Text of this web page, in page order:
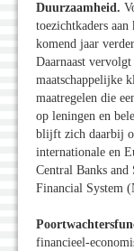
Duurzaamheid.
toezichtkaders
komend jaar
Daarnaast
maatschappelijke
maatregelen die
op leningen en
blijft zich daarbij
internationale en
Central Banks
Financial System
financieel-